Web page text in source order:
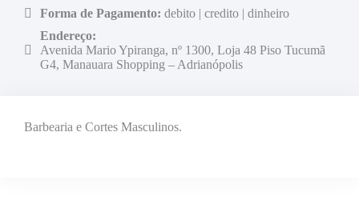
Forma de Pagamento: debito | credito | dinheiro
Endereço:
Avenida Mario Ypiranga, nº 1300, Loja 48 Piso Tucumã
G4, Manauara Shopping – Adrianópolis
Barbearia e Cortes Masculinos.